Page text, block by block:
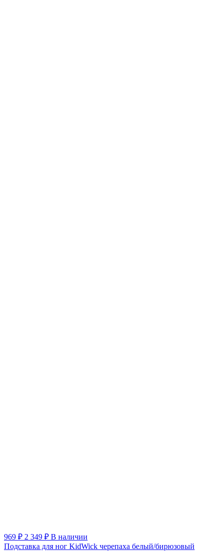
969 ₽ 2 349 ₽ В наличии
Подставка для ног KidWick черепаха белый/бирюзовый